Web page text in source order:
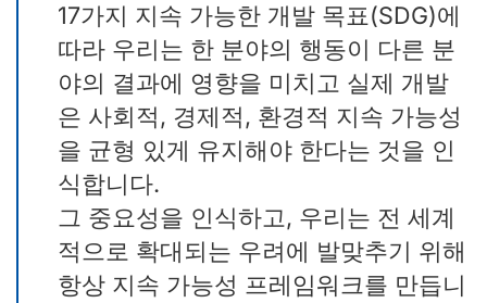
17가지 지속 가능한 개발 목표(SDG)에
따라 우리는 한 분야의 행동이 다른 분
야의 결과에 영향을 미치고 실제 개발
은 사회적, 경제적, 환경적 지속 가능성
을 균형 있게 유지해야 한다는 것을 인
식합니다.
그 중요성을 인식하고, 우리는 전 세계
적으로 확대되는 우려에 발맞추기 위해
항상 지속 가능성 프레임워크를 만듭니